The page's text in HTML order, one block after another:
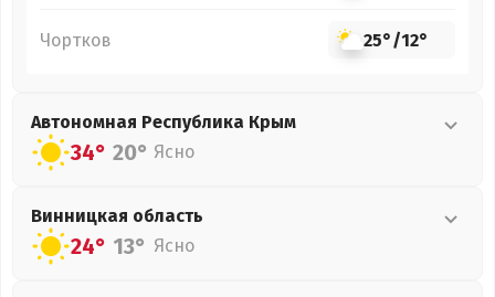
Чортков 25°/12°
Автономная Республика Крым
34° 20° Ясно
Винницкая область
24° 13° Ясно